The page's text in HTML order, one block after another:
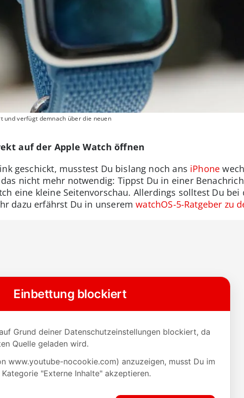
und verfügt demnach über die neuen
auf der Apple Watch öffnen
geschickt, musstest Du bislang noch ans iPhone
nicht mehr notwendig: Tippst Du in einer
eine kleine Seitenvorschau. Allerdings solltest Du bei
dazu erfährst Du in unseremwatchOS-5-Ratgeber zu